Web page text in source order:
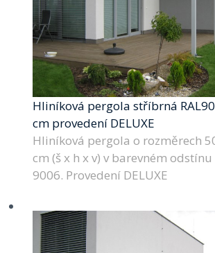
Hliníková pergola stříbrná
cm provedení DELUXE
Hliníková pergola o rozměrech
cm (š x h x v) v barevném
9006. Provedení DELUXE